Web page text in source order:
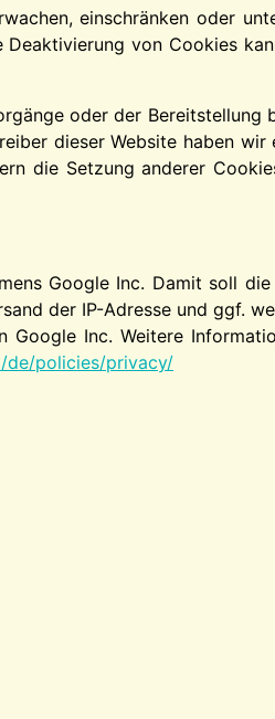
einschränken oder
von Cookies
oder der Bereitstellung
dieser Website haben
die Setzung anderer
Google Inc. Damit soll
der IP-Adresse und ggf.
Inc. Weitere
de/policies/privacy/